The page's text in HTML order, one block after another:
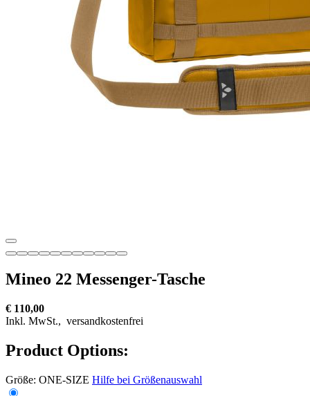
Mineo 22 Messenger-Tasche
€ 110,00
Inkl. MwSt., versandkostenfrei
Product Options:
Größe: ONE-SIZE Hilfe bei Größenauswahl